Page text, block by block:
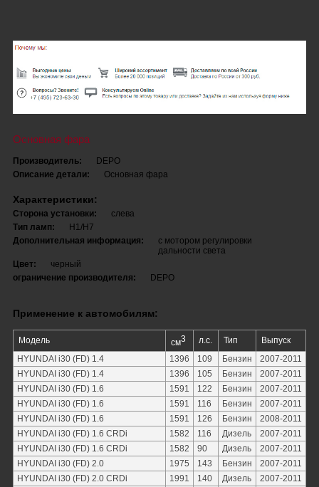
Основная фара
Производитель:
DEPO
Описание детали:
Основная фара
Характеристики:
Сторона установки:
слева
Тип ламп:
H1/H7
Дополнительная информация:
с мотором регулировки
дальности света
Цвет:
черный
ограничение производителя:
DEPO
Применение к автомобилям:
Модель см3 л.с. Тип
Выпуск
HYUNDAI i30 (FD) 1.4
1396 109 Бензин
2007-2011
HYUNDAI i30 (FD) 1.4
1396 105 Бензин
2007-2011
HYUNDAI i30 (FD) 1.6
1591 122 Бензин
2007-2011
HYUNDAI i30 (FD) 1.6
1591 116 Бензин
2007-2011
HYUNDAI i30 (FD) 1.6
1591 126 Бензин
2008-2011
HYUNDAI i30 (FD) 1.6 CRDi
1582 116 Дизель
2007-2011
HYUNDAI i30 (FD) 1.6 CRDi
1582 90 Дизель
2007-2011
HYUNDAI i30 (FD) 2.0
1975 143 Бензин
2007-2011
HYUNDAI i30 (FD) 2.0 CRDi
1991 140 Дизель
2007-2011